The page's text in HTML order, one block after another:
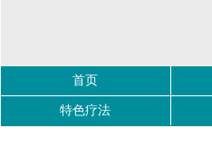
首页
特色疗法